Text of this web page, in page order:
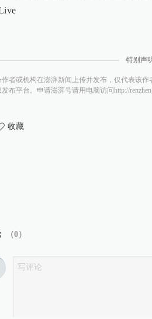
特别声
者或机构在澎湃新闻上传并发布，仅代表该
布平台。申请澎湃号请用电脑访问http://
收藏
（0）